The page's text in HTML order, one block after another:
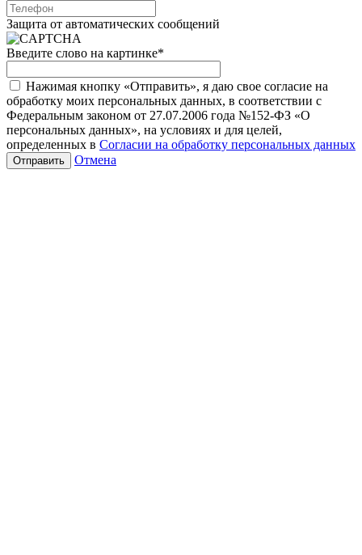
Защита от автоматических сообщений
Введите слово на картинке*
Нажимая кнопку «Отправить», я даю свое согласие на
обработку моих персональных данных, в соответствии с
Федеральным законом от 27.07.2006 года №152-ФЗ «О
персональных данных», на условиях и для целей,
определенных в Согласии на обработку персональных данных
Отмена